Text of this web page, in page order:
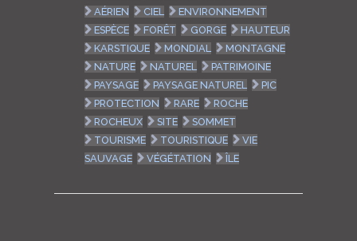
AÉRIEN
CIEL
ENVIRONNEMENT
ESPÈCE
FORÊT GORGE
HAUTEUR
KARSTIQUE
MONDIAL
MONTAGNE
NATURE
NATUREL
PATRIMOINE
PAYSAGE
PAYSAGE NATUREL
PIC
PROTECTION
RARE
ROCHE
ROCHEUX
SITE
SOMMET
TOURISME
TOURISTIQUE
VIE
SAUVAGE
VÉGÉTATION ÎLE